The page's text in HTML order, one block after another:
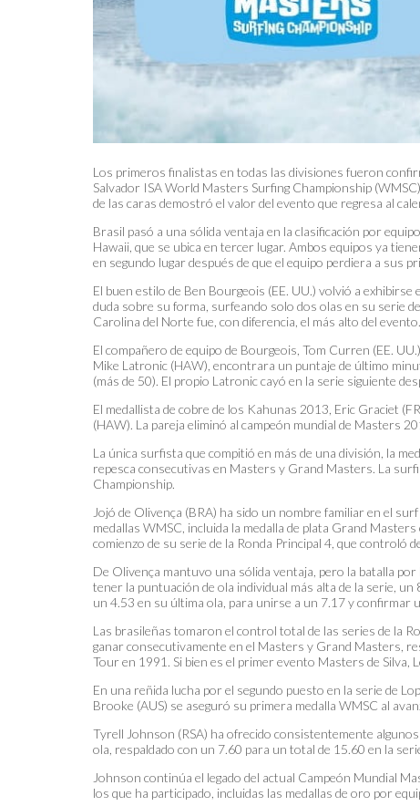
Los primeros finalistas en todas las divisiones fueron
Salvador ISA World Masters Surfing Championship
de las caras demostró el valor del evento que regresa al
Brasil pasó a una sólida ventaja en la clasificación por
Hawaii, que se ubica en tercer lugar. Ambos equipos ya
en segundo lugar después de que el equipo perdiera a sus
El buen estilo de Ben Bourgeois (EE. UU.) volvió a
duda sobre su forma, surfeando solo dos olas en su serie
Carolina del Norte fue, con diferencia, el más alto del
El compañero de equipo de Bourgeois, Tom Curren (EE.
Mike Latronic (HAW), encontrara un puntaje de último
(más de 50). El propio Latronic cayó en la serie siguiente
El medallista de cobre de los Kahunas 2013, Eric Graciet
(HAW). La pareja eliminó al campeón mundial de Masters
La única surfista que compitió en más de una división, la
repesca consecutivas en Masters y Grand Masters. La
Championship.
Jojó de Olivença (BRA) ha sido un nombre familiar en el
medallas WMSC, incluida la medalla de plata Grand
comienzo de su serie de la Ronda Principal 4, que controló
De Olivença mantuvo una sólida ventaja, pero la batalla
tener la puntuación de ola individual más alta de la serie,
un 4.53 en su última ola, para unirse a un 7.17 y confirmar
Las brasileñas tomaron el control total de las series de la
ganar consecutivamente en el Masters y Grand Masters,
Tour en 1991. Si bien es el primer evento Masters de Silva,
En una reñida lucha por el segundo puesto en la serie de
Brooke (AUS) se aseguró su primera medalla WMSC al
Tyrell Johnson (RSA) ha ofrecido consistentemente
ola, respaldado con un 7.60 para un total de 15.60 en la
Johnson continúa el legado del actual Campeón Mundial
los que ha participado, incluidas las medallas de oro por